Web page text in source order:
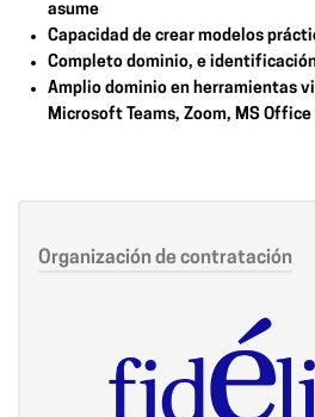
asume
Capacidad de crear modelos
Completo dominio, e
Amplio dominio en herramientas
Microsoft Teams, Zoom, MS Office
Organización de contratación